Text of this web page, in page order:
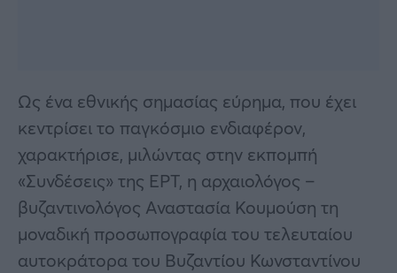
Ως ένα εθνικής σημασίας εύρημα, που έχει
κεντρίσει το παγκόσμιο ενδιαφέρον,
χαρακτήρισε, μιλώντας στην εκπομπή
«Συνδέσεις» της ΕΡΤ, η αρχαιολόγος –
βυζαντινολόγος Αναστασία Κουμούση τη
μοναδική προσωπογραφία του τελευταίου
αυτοκράτορα του Βυζαντίου Κωνσταντίνου